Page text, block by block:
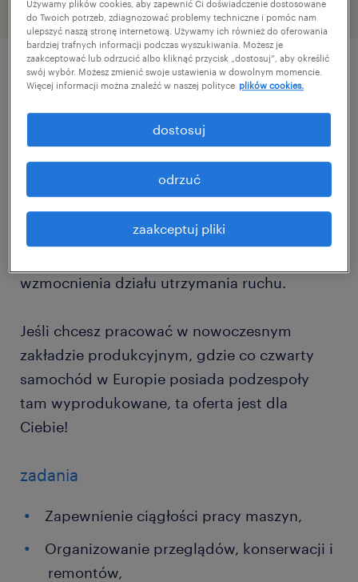
szczegóły oferty
Dla naszego Klienta międzynarodowej firmy z
branży automotive, który od ponad 30 lat
dostarcza zaawansowane komponenty dla
największych koncernów samochodowych na
świecie poszukujemy zmotywowanych i
wzmocnienia działu utrzymania ruchu.
Jeśli chcesz pracować w nowoczesnym
zakładzie produkcyjnym, gdzie co czwarty
samochód w Europie posiada podzespoły
tam wyprodukowane, ta oferta jest dla
Ciebie!
zadania
Zapewnienie ciągłości pracy maszyn,
Organizowanie przeglądów, konserwacji i
remontów,
Używamy plików cookies, aby zapewnić Ci doświadczenie dostosowane
do Twoich potrzeb, zdiagnozować problemy techniczne i pomóc nam
ulepszyć naszą stronę internetową. Używamy ich również do oferowania
bardziej trafnych informacji podczas wyszukiwania. Możesz je
zaakceptować lub odrzucić albo kliknąć przycisk „dostosuj”, aby określić
swój wybór. Możesz zmienić swoje ustawienia w dowolnym momencie.
Więcej informacji można znaleźć w naszej polityce plików cookies.
zaakceptuj pliki
odrzuć
dostosuj